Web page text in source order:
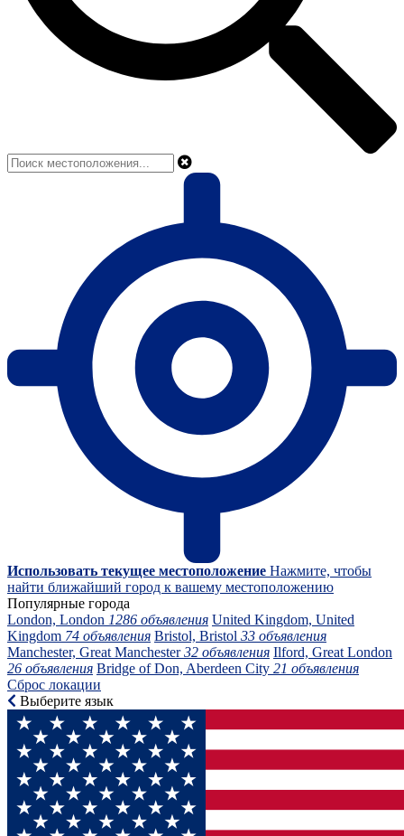
Использовать текущее местоположение Нажмите, чтобы
найти ближайший город к вашему местоположению
Популярные города
London, London 1286 объявления United Kingdom, United
Kingdom 74 объявления Bristol, Bristol 33 объявления
Manchester, Great Manchester32 объявления Ilford, Great London
26 объявления Bridge of Don, Aberdeen City 21 объявления
Сброс локации
Выберите язык